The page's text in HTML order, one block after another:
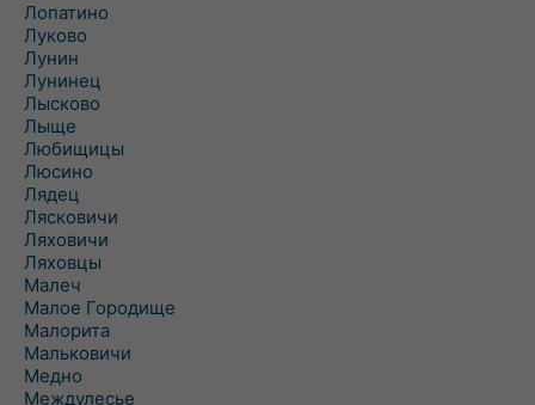
Лопатино
Луково
Лунин
Лунинец
Лысково
Лыще
Любищицы
Люсино
Лядец
Лясковичи
Ляховичи
Ляховцы
Малеч
Малое Городище
Малорита
Мальковичи
Медно
Междулесье